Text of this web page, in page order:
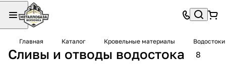
Главная Каталог Кровельные материалы Водостоки
Сливы и отводы водостока 8